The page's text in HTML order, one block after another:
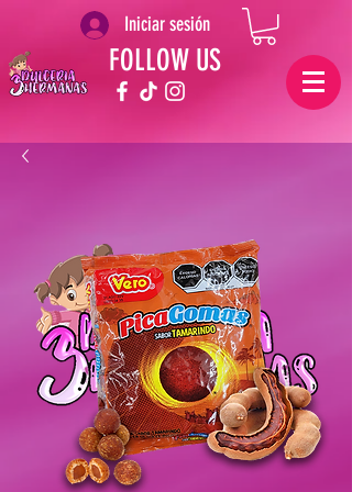
Iniciar sesión
FOLLOW US